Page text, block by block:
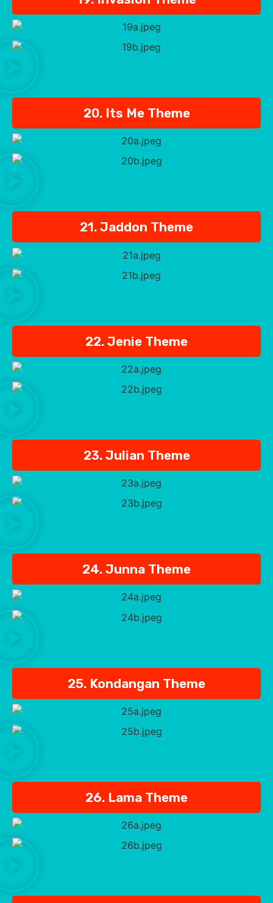
20. Its Me Theme
21. Jaddon Theme
22. Jenie Theme
23. Julian Theme
24. Junna Theme
25. Kondangan Theme
26. Lama Theme